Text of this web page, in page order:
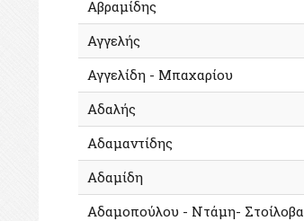
Αβραμίδης
Αγγελής
Αγγελίδη - Μπαχαρίου
Αδαλής
Αδαμαντίδης
Αδαμίδη
Αδαμοπούλου - Ντάμη- Στοίλοβα